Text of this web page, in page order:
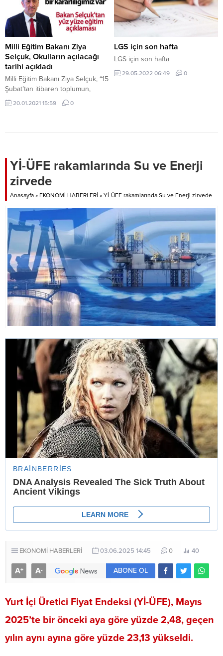
Milli Eğitim Bakanı Ziya
Selçuk, Okulların açılacağı
tarihi açıkladı
Milli Eğitim Bakanı Ziya Selçuk, “15
Şubat’tan itibaren toplumun,
ailelerin, annelerin, babaların,
kararlılığımız var” dedi.
20.01.2021 15:59 0
LGS için son hafta
LGS için son hafta
29.05.2022 06:49 0
Yİ-ÜFE rakamlarında Su ve Enerji
zirvede
Anasayfa » EKONOMİ HABERLERİ » Yİ-ÜFE rakamlarında Su ve Enerji zirvede
EKONOMİ HABERLERİ 03.06.2025 14:45 0 40
A+ A- ABONE OL
Yurt İçi Üretici Fiyat Endeksi (Yİ-ÜFE), Mayıs
2025’te bir önceki aya göre yüzde 2,48, geçen
yılın aynı ayına göre yüzde 23,13 yükseldi.